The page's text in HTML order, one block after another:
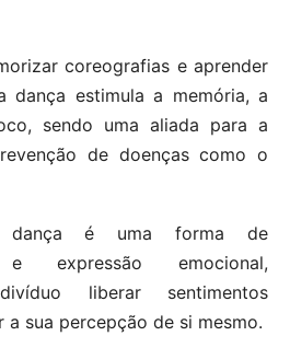
coreografias e aprender
dança estimula a memória, a
sendo uma aliada para a
de doenças como o
é uma forma de
e expressão emocional,
liberar sentimentos
a sua percepção de si mesmo.